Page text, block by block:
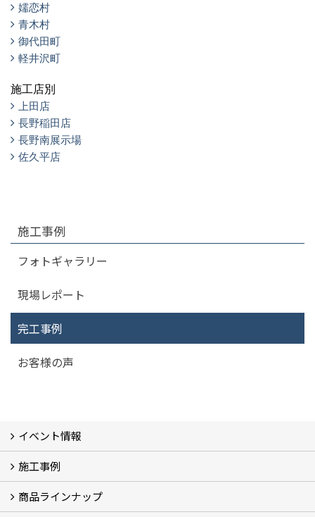
嬬恋村
青木村
御代田町
軽井沢町
施工店別
上田店
長野稲田店
長野南展示場
佐久平店
施工事例
フォトギャラリー
現場レポート
完工事例
お客様の声
イベント情報
イベント予告
過去のイベント
施工事例
フォトギャラリー
モデルハウス (7)
現場レポート
完工事例
お客様の声
商品ラインナップ